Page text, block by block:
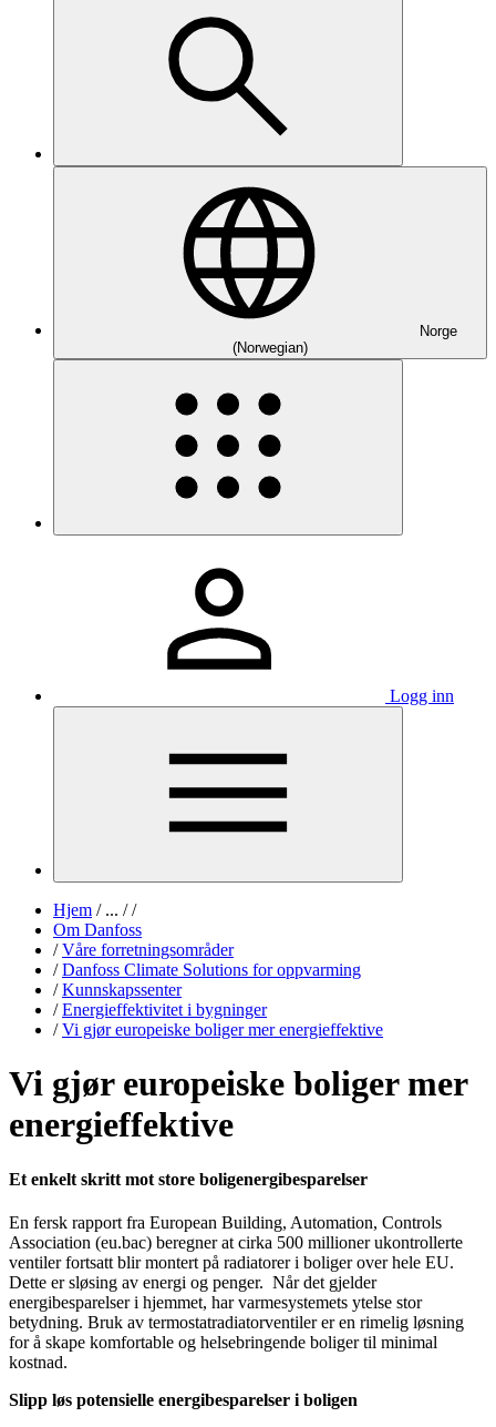
Norge
(Norwegian)
Logg inn
Hjem /... / /
Om Danfoss
/ Våre forretningsområder
/ Danfoss Climate Solutions for oppvarming
/ Kunnskapssenter
/ Energieffektivitet i bygninger
/ Vi gjør europeiske boliger mer energieffektive
Vi gjør europeiske boliger mer
energieffektive
Et enkelt skritt mot store boligenergibesparelser
En fersk rapport fra European Building, Automation, Controls
Association (eu.bac) beregner at cirka 500 millioner ukontrollerte
ventiler fortsatt blir montert på radiatorer i boliger over hele EU.
Dette er sløsing av energi og penger. Når det gjelder
energibesparelser i hjemmet, har varmesystemets ytelse stor
betydning. Bruk av termostatradiatorventiler er en rimelig løsning
for å skape komfortable og helsebringende boliger til minimal
kostnad.
Slipp løs potensielle energibesparelser i boligen